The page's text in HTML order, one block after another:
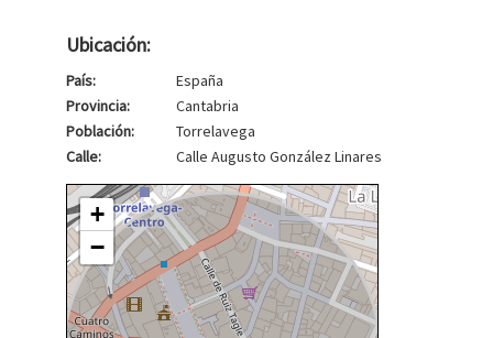
Ubicación:
País:
España
Provincia:
Cantabria
Población:
Torrelavega
Calle:
Calle Augusto González Linares
+
−